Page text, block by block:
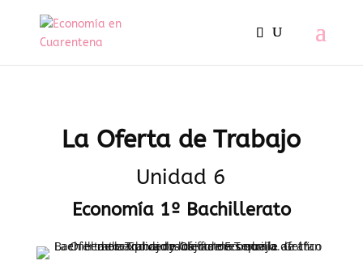
La Oferta de Trabajo
Unidad 6
Economía 1º Bachillerato